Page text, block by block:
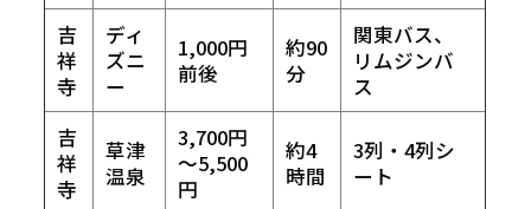
吉
祥
寺
ディ
ズニ
ー
1,000円
前後
約90
分
関東バス、
リムジンバ
ス
吉
祥
寺
草津
温泉
3,700円
～5,500
円
約4
時間
3列・4列シ
ート